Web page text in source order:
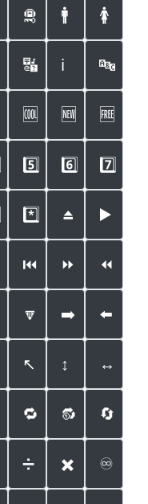
🛅 🚹 🚺
🔣 ℹ️ 🔤
🆒 🆕 🆓
5️⃣ 6️⃣ 7️⃣
*️⃣ ⏏️ ▶️
⏮ ⏩ ⏪
🔽 ➡️ ⬅️
↖️ ↕️ ↔️
🔁 🔂 🔄
➗ ✖️ ♾